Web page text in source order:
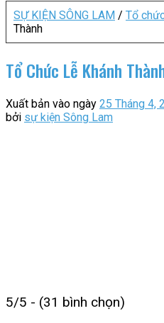
SỰ KIỆN SÔNG LAM / Tổ
Thành
Tổ Chức Lễ Khánh
Xuất bản vào ngày 25 Tháng 4,
bởi sự kiện Sông Lam
5/5 - (31 bình chọn)